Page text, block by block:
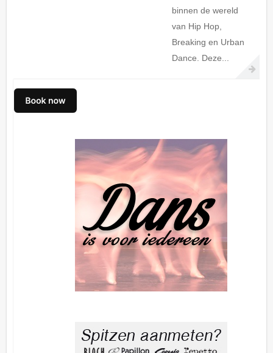
binnen de wereld
van Hip Hop,
Breaking en Urban
Dance. Deze...